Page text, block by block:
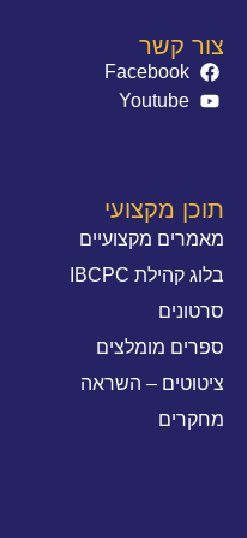
תוכן מקצועי
מאמרים מקצועיים
בלוג קהילת IBCPC
סרטונים
ספרים מומלצים
ציטוטים – השראה
מחקרים
צור קשר
Facebook
Youtube